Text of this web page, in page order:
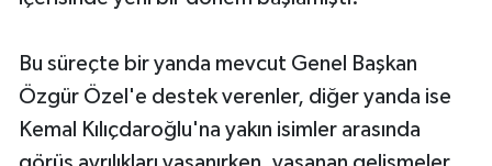
Bu süreçte bir yanda mevcut Genel Başkan
Özgür Özel'e destek verenler, diğer yanda ise
Kemal Kılıçdaroğlu'na yakın isimler arasında